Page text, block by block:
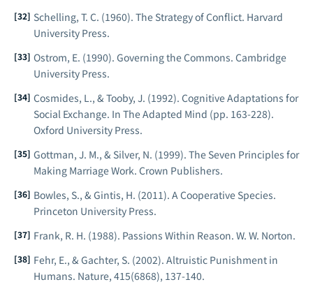
Schelling, T. C. (1960). The Strategy of Conflict. Harvard
University Press.
Ostrom, E. (1990). Governing the Commons. Cambridge
University Press.
Cosmides, L., & Tooby, J. (1992). Cognitive Adaptations for
Social Exchange. In The Adapted Mind (pp. 163-228).
Oxford University Press.
Gottman, J. M., & Silver, N. (1999). The Seven Principles for
Making Marriage Work. Crown Publishers.
Bowles, S., & Gintis, H. (2011). A Cooperative Species.
Princeton University Press.
Frank, R. H. (1988). Passions Within Reason. W. W. Norton.
Fehr, E., & Gachter, S. (2002). Altruistic Punishment in
Humans. Nature, 415(6868), 137-140.